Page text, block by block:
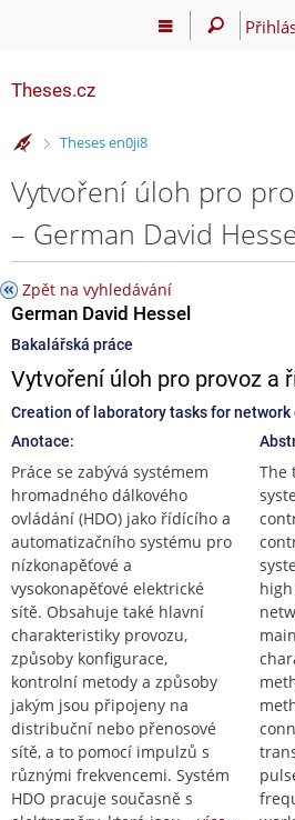
Theses.cz
>
Theses en0ji8
Vytvoření úloh pro
– German David
Zpět na vyhledávání
German David Hessel
Bakalářská práce
Vytvoření úloh pro provoz a
Creation of laboratory tasks for
Anotace:
Práce se zabývá systémem
hromadného dálkového
ovládání (HDO) jako řídícího a
automatizačního systému pro
nízkonapěťové a
vysokonapěťové elektrické
sítě. Obsahuje také hlavní
charakteristiky provozu,
způsoby konfigurace,
kontrolní metody a způsoby
jakým jsou připojeny na
distribuční nebo přenosové
sítě, a to pomocí impulzů s
různými frekvencemi. Systém
HDO pracuje současně s
The